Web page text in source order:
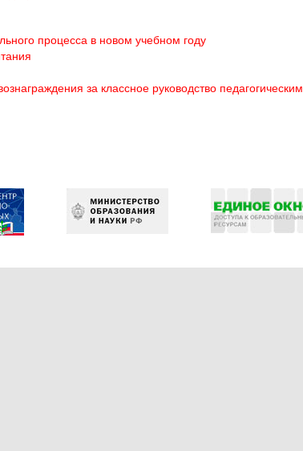
процесса в новом учебном году
за классное руководство педагогическим